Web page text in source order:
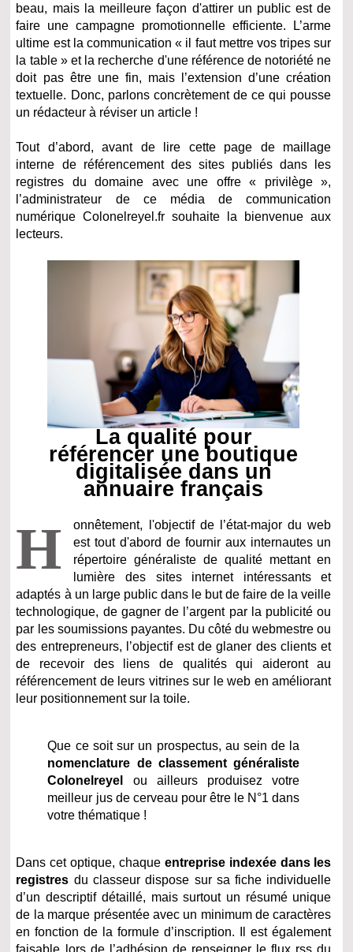
beau, mais la meilleure façon d'attirer un public est de
faire une campagne promotionnelle efficiente. L’arme
ultime est la communication « il faut mettre vos tripes sur
la table » et la recherche d'une référence de notoriété ne
doit pas être une fin, mais l’extension d’une création
textuelle. Donc, parlons concrètement de ce qui pousse
un rédacteur à réviser un article !
Tout d’abord, avant de lire cette page de maillage
interne de référencement des sites publiés dans les
registres du domaine avec une offre « privilège »,
l’administrateur de ce média de communication
numérique Colonelreyel.fr souhaite la bienvenue aux
lecteurs.
La qualité pour
référencer une boutique
digitalisée dans un
annuaire français
H
onnêtement, l'objectif de l’état-major du web
est tout d'abord de fournir aux internautes un
répertoire généraliste de qualité mettant en
lumière des sites internet intéressants et
adaptés à un large public dans le but de faire de la veille
technologique, de gagner de l’argent par la publicité ou
par les soumissions payantes. Du côté du webmestre ou
des entrepreneurs, l’objectif est de glaner des clients et
de recevoir des liens de qualités qui aideront au
référencement de leurs vitrines sur le web en améliorant
leur positionnement sur la toile.
Que ce soit sur un prospectus, au sein de la
nomenclature de classement généraliste
Colonelreyel
ou ailleurs produisez votre
meilleur jus de cerveau pour être le N°1 dans
votre thématique !
Dans cet optique, chaque entreprise indexée dans les
registres du classeur dispose sur sa fiche individuelle
d’un descriptif détaillé, mais surtout un résumé unique
de la marque présentée avec un minimum de caractères
en fonction de la formule d’inscription. Il est également